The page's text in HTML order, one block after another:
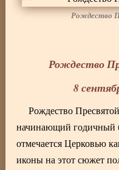
Рождество
Рождество
8
Рождество
начинающий годичный
отмечается Церковью
иконы на этот сюжет